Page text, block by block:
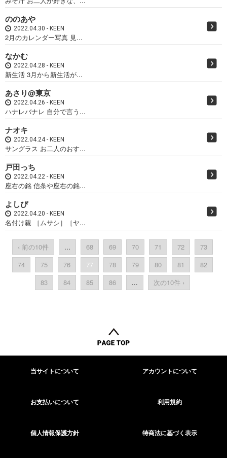
ののあや
2022.04.30 KEEN
2月のカレンダー写真 見...
なかむ
2022.04.28 KEEN
新生活 3月から新生活が...
あさり@東京
2022.04.26 KEEN
ハナレバナレ 自分で言う...
ナオキ
2022.04.24 KEEN
サングラス お二人のおす...
戸田っち
2022.04.22 KEEN
座右の銘 信条や座右の銘...
よしぴ
2022.04.20 KEEN
名付け親 ［ムサシ］［ヤ...
‹ 前の10件 ... 68 69 70 71 72
73
74
75 76 77 78 79 80 81
82
83
84 85 86 ... 次の10件 ›
当サイトについて アカウントについて
お支払いについて 利用規約
個人情報保護方針 特商法に基づく表示